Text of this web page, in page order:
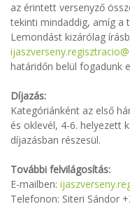
az érintett versenyző
tekinti mindaddig, amíg a
Lemondást kizárólag
határidőn belül fogadunk
Díjazás:
Kategóriánként az első
és oklevél, 4-6. helyezett
díjazásban részesül.
További felvilágosítás:
E-mailben:
Telefonon: Siteri Sándor